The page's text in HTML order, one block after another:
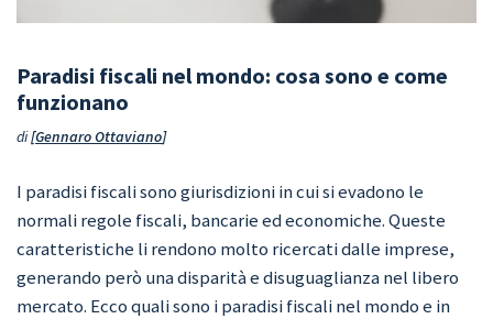
Paradisi fiscali nel mondo: cosa sono e come
funzionano
di Gennaro Ottaviano
I paradisi fiscali sono giurisdizioni in cui si evadono le
normali regole fiscali, bancarie ed economiche. Queste
caratteristiche li rendono molto ricercati dalle imprese,
generando però una disparità e disuguaglianza nel libero
mercato. Ecco quali sono i paradisi fiscali nel mondo e in